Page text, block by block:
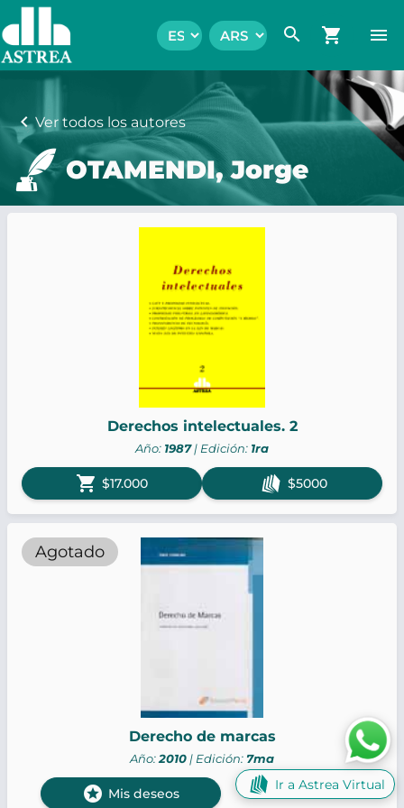
search shopping_cart menu
chevron_leftVer todos los autores
OTAMENDI, Jorge
Derechos intelectuales. 2
Año: 1987| Edición: 1ra
shopping_cart $17.000 $5000
Agotado
Derecho de marcas
Año:2010 | Edición: 7ma
stars Mis deseos Sin versión digital
Ir a Astrea Virtual